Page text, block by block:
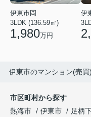
伊東市岡
3LDK (136.59㎡)
1,980万円
伊
伊東市のマンション(売
市区町村から探す
熱海市
伊東市 足柄